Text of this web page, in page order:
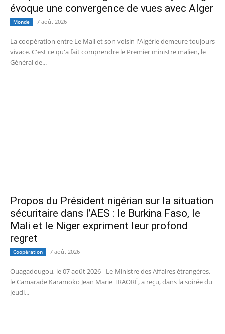
évoque une convergence de vues avec Alger
Monde 7 août 2026
La coopération entre Le Mali et son voisin l'Algérie demeure toujours
vivace. C'est ce qu'a fait comprendre le Premier ministre malien, le
Général de...
Propos du Président nigérian sur la situation
sécuritaire dans l’AES : le Burkina Faso, le
Mali et le Niger expriment leur profond
regret
Coopération 7 août 2026
Ouagadougou, le 07 août 2026 - Le Ministre des Affaires étrangères,
le Camarade Karamoko Jean Marie TRAORÉ, a reçu, dans la soirée du
jeudi...